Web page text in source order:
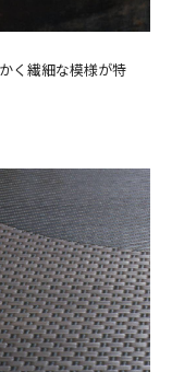
く繊細な模様が特